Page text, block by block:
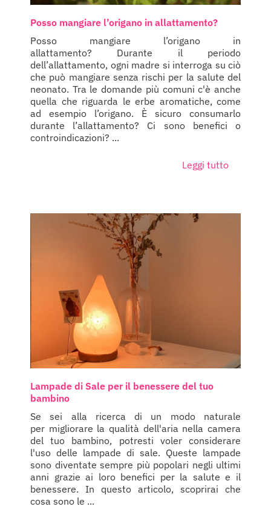
Posso mangiare l’origano in allattamento?
Posso mangiare l’origano in
allattamento? Durante il periodo
dell’allattamento, ogni madre si interroga su ciò
che può mangiare senza rischi per la salute del
neonato. Tra le domande più comuni c'è anche
quella che riguarda le erbe aromatiche, come
ad esempio l’origano. È sicuro consumarlo
durante l’allattamento? Ci sono benefici o
controindicazioni? ...
Leggi tutto
Lampade di Sale per il benessere del tuo
bambino
Se sei alla ricerca di un modo naturale
per migliorare la qualità dell'aria nella camera
del tuo bambino, potresti voler considerare
l'uso delle lampade di sale. Queste lampade
sono diventate sempre più popolari negli ultimi
anni grazie ai loro benefici per la salute e il
benessere. In questo articolo, scoprirai che
cosa sono le ...